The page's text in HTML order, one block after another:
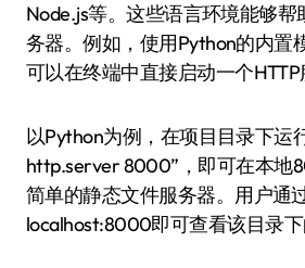
Node.js等。这些语言环境能够帮
务器。例如，使用Python的内置
可以在终端中直接启动一个HTTP
以Python为例，在项目目录下运
http.server 8000”，即可在本地
简单的静态文件服务器。用户通
localhost:8000即可查看该目录下